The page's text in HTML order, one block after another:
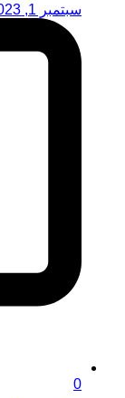
سبتمبر 1, 2023
0